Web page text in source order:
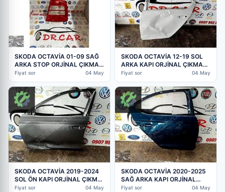
SKODA OCTAVİA 01-09 SAĞ
ARKA STOP ORJİNAL ÇIKMA
PARÇA 1U6945096 (2. Adet)
Fiyat sor 04 May
SKODA OCTAVİA 12-19 SOL
ARKA KAPI ORJİNAL ÇIKMA
PARÇA 5E5833601 (2. Adet)
Fiyat sor 04 May
SKODA OCTAVİA 2019-2024
SOL ÖN KAPI ORJİNAL ÇIKMA
PARÇA (2. Adet)
Fiyat sor 04 May
SKODA OCTAVİA 2020-2025
SAĞ ARKA KAPI ORJİNAL
ÇIKMA PARÇA (2. Adet)
Fiyat sor 04 May